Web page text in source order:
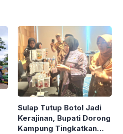
Sulap Tutup Botol Jadi
Kerajinan, Bupati Dorong
Kampung Tingkatkan